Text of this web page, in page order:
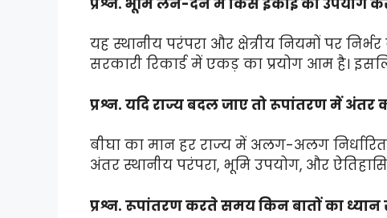
यह स्थानीय परंपरा और क्षेत्रीय नियमों पर
सरकारी रिकार्ड में एकड़ का प्रयोग आम है।
प्रश्न. यदि राज्य बदल जाए तो रूपांतरण में अंतर
बीघा का मान हर राज्य में अलग-अलग
अंतर स्थानीय परंपरा, भूमि उपयोग, और
प्रश्न. रूपांतरण करते समय किन बातों का ध्यान